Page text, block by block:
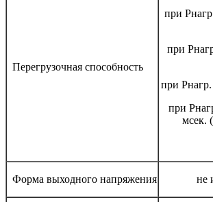
Перегрузочная способность
при
при
при
при
мсек.
Форма выходного напряжения не